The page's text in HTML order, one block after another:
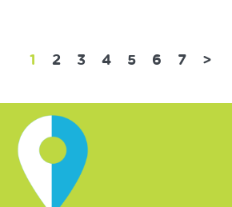
1 (current)
2 3 4 5 6 7 >